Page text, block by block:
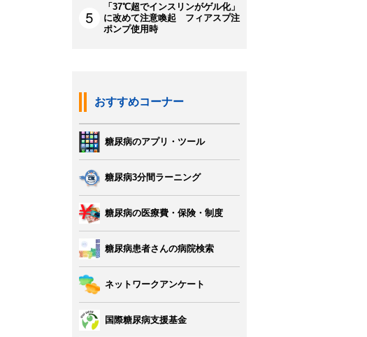
「37℃超でインスリンがゲル化」
に改めて注意喚起 フィアスプ注
ポンプ使用時
おすすめコーナー
糖尿病のアプリ・ツール
糖尿病3分間ラーニング
糖尿病の医療費・保険・制度
糖尿病患者さんの病院検索
ネットワークアンケート
国際糖尿病支援基金